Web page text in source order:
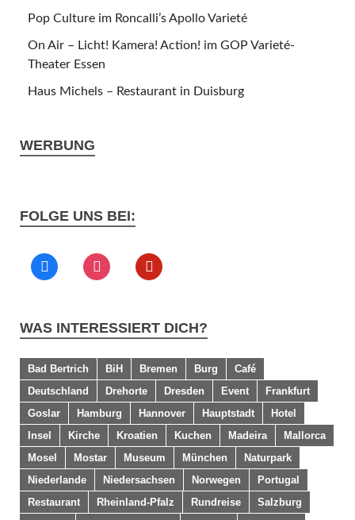
Pop Culture im Roncalli’s Apollo Varieté
On Air – Licht! Kamera! Action! im GOP Varieté-
Theater Essen
Haus Michels – Restaurant in Duisburg
WERBUNG
FOLGE UNS BEI:
WAS INTERESSIERT DICH?
Bad Bertrich BiH Bremen Burg
Café
Deutschland
Drehorte Dresden Event
Frankfurt
Goslar
Hamburg Hannover Hauptstadt
Hotel
Insel
Kirche Kroatien Kuchen Madeira
Mallorca
Mosel
Mostar Museum München
Naturpark
Niederlande
Niedersachsen Norwegen
Portugal
Restaurant
Rheinland-Pfalz Rundreise
Salzburg